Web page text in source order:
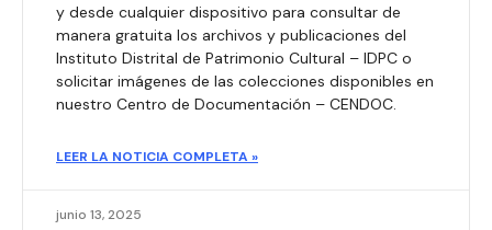
y desde cualquier dispositivo para consultar de
manera gratuita los archivos y publicaciones del
Instituto Distrital de Patrimonio Cultural – IDPC o
solicitar imágenes de las colecciones disponibles en
nuestro Centro de Documentación – CENDOC.
LEER LA NOTICIA COMPLETA »
junio 13, 2025